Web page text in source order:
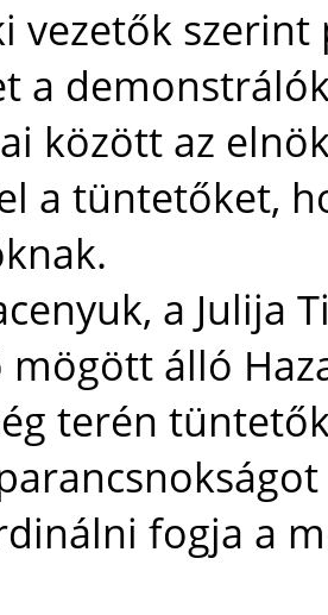
vezetők
a
között az
a tüntetőket,
a
álló
terén
fogja a